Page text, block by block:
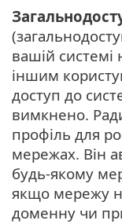
вашій системі
іншим
доступ до
вимкнено.
профіль для
мережах. Він
будь-якому
якщо мережу
доменну чи